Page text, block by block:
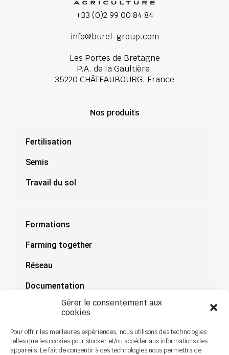
Gérer le consentement aux
cookies
Pour offrir les meilleures expériences, nous utilisons des technologies
telles que les cookies pour stocker et/ou accéder aux informations des
appareils. Le fait de consentir à ces technologies nous permettra de
+33 (0)2 99 00 84 84
info@burel-group.com
Les Portes de Bretagne
P.A. de la Gaultière,
35220 CHÂTEAUBOURG, France
Nos produits
Fertilisation
Semis
Travail du sol
Formations
Farming together
Réseau
Documentation
Actualités